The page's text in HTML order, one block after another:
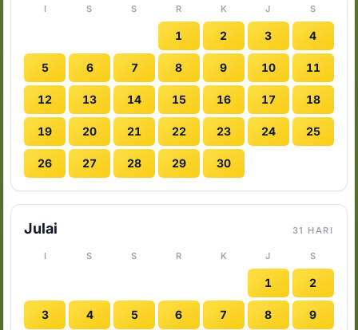
I S S R K J S
1 2 3 4
5 6 7 8 9 10 11
12 13 14 15 16 17 18
19 20 21 22 23 24 25
26 27 28 29 30
Julai 31 HARI
I S S R K J S
1 2
3 4 5 6 7 8 9